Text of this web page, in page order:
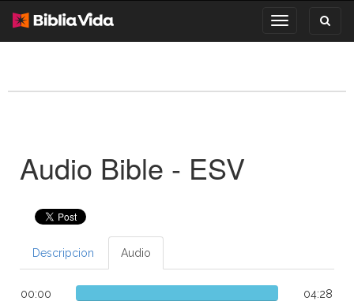
Toggle
navigation
Audio Bible - ESV
Descripcion Audio
00:00 04:28